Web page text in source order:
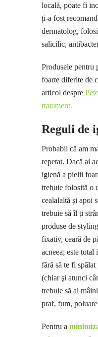
locală, poate fi
ți-a fost
dermatolog,
salicilic,
Produsele pentru
foarte diferite de
articol despre
tratament.
Reguli de
Probabil că am
repetat. Dacă ai
igienă a pielii
trebuie folosită o
cealalaltă şi apoi
trebuie să îl ţi
produse de
fixativ, ceară de
acneea; este
fără să te fi
(chiar şi atunci
trebuie să ai
praf, fum,
Pentru a